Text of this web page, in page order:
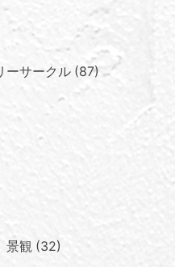
ーサークル 87
景観 32